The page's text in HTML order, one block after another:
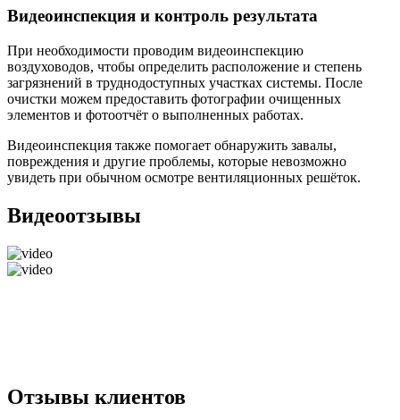
Видеоинспекция и контроль результата
При необходимости проводим видеоинспекцию
воздуховодов, чтобы определить расположение и степень
загрязнений в труднодоступных участках системы. После
очистки можем предоставить фотографии очищенных
элементов и фотоотчёт о выполненных работах.
Видеоинспекция также помогает обнаружить завалы,
повреждения и другие проблемы, которые невозможно
увидеть при обычном осмотре вентиляционных решёток.
Видеоотзывы
Отзывы клиентов